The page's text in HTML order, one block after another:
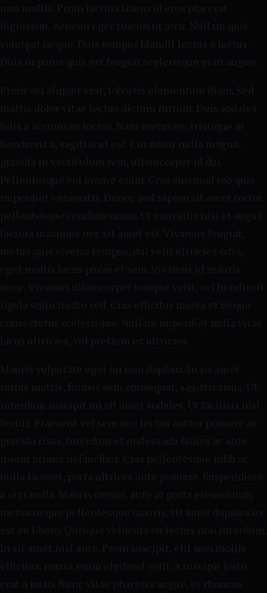
non mollis. Proin lacinia libero id eros placerat
dignissim. Aenean eget tincidunt arcu. Nullam quis
volutpat neque. Duis tempus blandit lectus a luctus.
Duis in purus quis est feugiat scelerisque et ut augue.
Proin vel aliquet erat, lobortis elementum diam. Sed
mattis dolor vitae lectus dictum rutrum. Duis sodales
felis a accumsan luctus. Nam metus ex, tristique at
hendrerit a, sagittis ut est. Curabitur nulla magna,
gravida in vestibulum non, ullamcorper id dui.
Pellentesque vel ornare enim. Cras euismod leo quis
imperdiet venenatis. Donec sed sapien sit amet tortor
pellentesque condimentum. Ut convallis nisi et augue
lacinia maximus nec sit amet est. Vivamus feugiat,
metus quis viverra tempus, dui velit ultricies odio,
eget mollis lacus purus et sem. Vivamus id mauris
nunc. Vivamus ullamcorper tempor velit, vel hendrerit
ligula sollicitudin sed. Cras efficitur massa et neque
consectetur scelerisque. Nullam imperdiet nulla vitae
lacus ultricies, vel pretium ex ultricies.
Mauris vulputate eget mi non dapibus. In sit amet
turpis mattis, finibus sem consequat, sagittis risus. Ut
interdum suscipit mi sit amet sodales. Ut facilisis nisl
lectus. Praesent vel sem nec lectus auctor posuere ac
gravida risus. Interdum et malesuada fames ac ante
ipsum primis in faucibus. Cras pellentesque nibh ac
nulla laoreet, porta ultrices ante posuere. Suspendisse
a orci nulla. Mauris cursus, ante at porta elementum,
metus neque pellentesque mauris, sit amet dapibus ex
est eu libero. Quisque vehicula eu lectus non interdum.
In sit amet nisl ante. Proin suscipit, elit non mollis
efficitur, massa enim eleifend velit, a suscipit justo
erat a justo. Nunc vitae pharetra augue, et rhoncus